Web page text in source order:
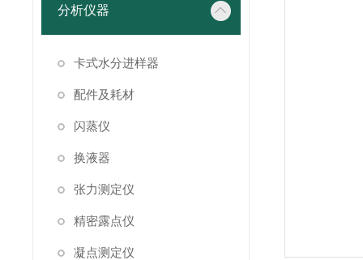
分析仪器
卡式水分进样器
配件及耗材
闪蒸仪
换液器
张力测定仪
精密露点仪
凝点测定仪